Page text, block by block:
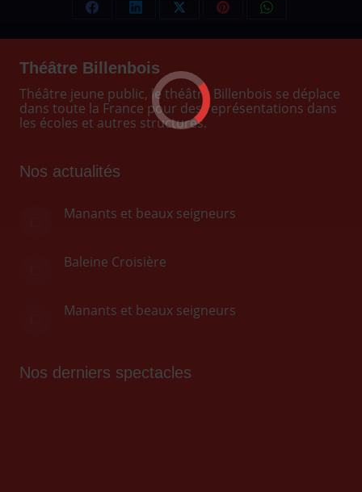
Partager
sur
Facebook
Partager
sur
LinkedIn
Partager
sur
Partager
sur
Partager
sur
Théâtre Billenbois
Théâtre jeune public, le théâtre Billenbois se déplace
dans toute la France pour des représentations dans
les écoles et autres structures.
Nos actualités
Manants et beaux seigneurs
Baleine Croisière
Manants et beaux seigneurs
Nos derniers spectacles